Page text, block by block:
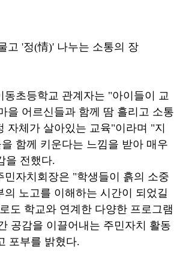
고 '정(情)' 나누는 소통의 장
동초등학교 관계자는 "아이들이 교
을 어르신들과 함께 땀 흘리고 소통
자체가 살아있는 교육"이라며 "지
함께 키운다는 느낌을 받아 매우
을 전했다.
민자치회장은 "학생들이 흙의 소중
의 노고를 이해하는 시간이 되었길
도 학교와 연계한 다양한 프로그램
공감을 이끌어내는 주민자치 활동
포부를 밝혔다.